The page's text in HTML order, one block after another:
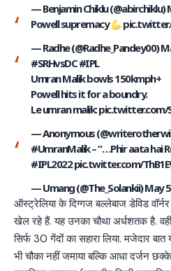
— Benjamin Chiklu (@abirchiklu)
Powell supremacy
— Radhe (@Radhe_Pandey00)
#SRHvsDC #IPL
Umran Malik bowls 150kmph+
Powell hits it for a boundry.
Le umran malik:pic.twitter.com/
— Anonymous
#UmranMalik– “…Phir aata hai
#IPL2022 pic.twitter.com/
— Umang (@The_Solankii)May
ऑस्ट्रेलिया के दिग्गज बल्लेबाज डेविड
खेल रहे हैं. यह उनका चौथा अर्धशतक है.
सिर्फ 30 गेंदों का सहारा लिया. मजेदार
भी चौका नहीं जमाया बल्कि आधा दर्जन